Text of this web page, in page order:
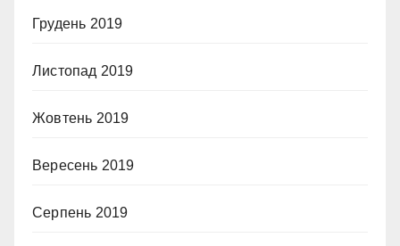
Грудень 2019
Листопад 2019
Жовтень 2019
Вересень 2019
Серпень 2019